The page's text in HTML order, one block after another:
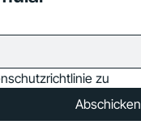
zu
Abschicken